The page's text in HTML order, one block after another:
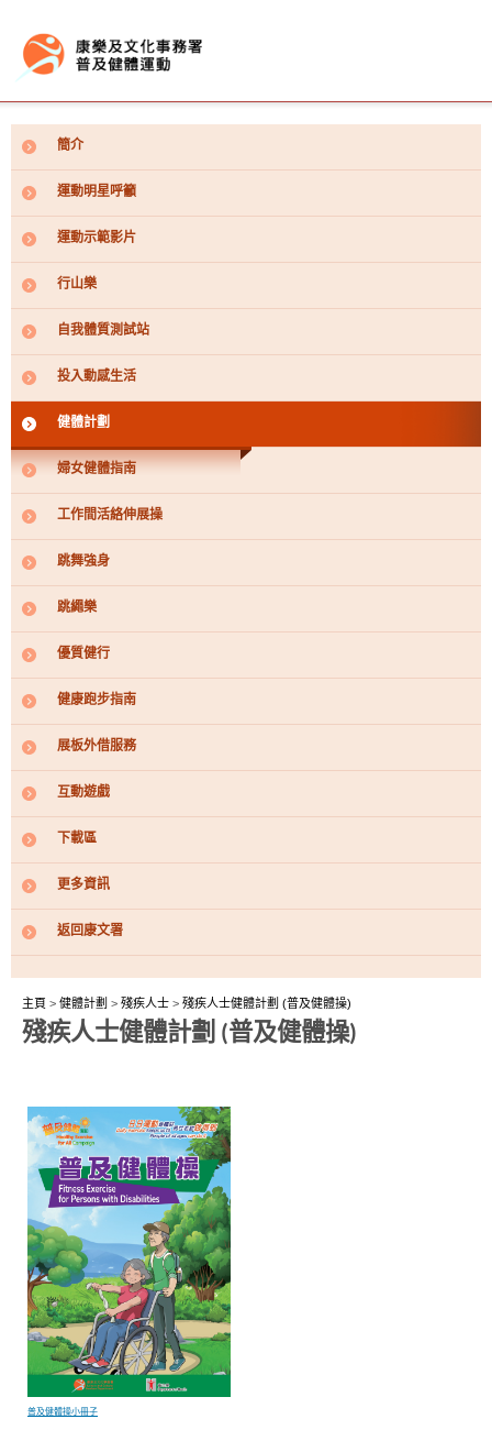
試站
跳舞強身
按“Tab”進入菜單
簡介
運動明星呼籲
運動示範影片
行山樂
自我體質測試站
投入動感生活
健體計劃
婦女健體指南
工作間活絡伸展操
跳舞強身
跳繩樂
優質健行
健康跑步指南
展板外借服務
互動遊戲
下載區
更多資訊
返回康文署
主頁 > 健體計劃 > 殘疾人士 > 殘疾人士健體計劃 (普及健體操)
殘疾人士健體計劃 (普及健體操)
普及健體操小冊子